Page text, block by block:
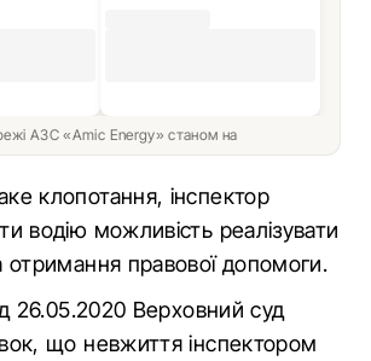
АЗС «Amic Energy» станом на
клопотання, інспектор
водію можливість реалізувати
отримання правової допомоги.
26.05.2020 Верховний суд
що невжиття інспектором